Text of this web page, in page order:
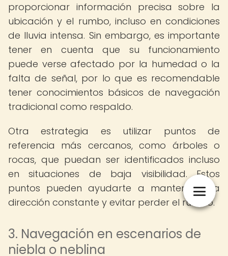
proporcionar información precisa sobre la
ubicación y el rumbo, incluso en condiciones
de lluvia intensa. Sin embargo, es importante
tener en cuenta que su funcionamiento
puede verse afectado por la humedad o la
falta de señal, por lo que es recomendable
tener conocimientos básicos de navegación
tradicional como respaldo.
Otra estrategia es utilizar puntos de
referencia más cercanos, como árboles o
rocas, que puedan ser identificados incluso
en situaciones de baja visibilidad. Estos
puntos pueden ayudarte a mantener una
dirección constante y evitar perder el rumbo.
3. Navegación en escenarios de
niebla o neblina